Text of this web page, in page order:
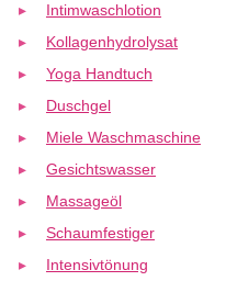
Intimwaschlotion
Kollagenhydrolysat
Yoga Handtuch
Duschgel
Miele Waschmaschine
Gesichtswasser
Massageöl
Schaumfestiger
Intensivtönung